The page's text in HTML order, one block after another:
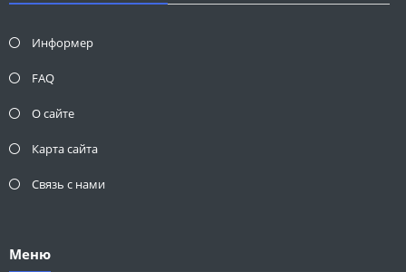
Информер
FAQ
О сайте
Карта сайта
Связь с нами
Меню